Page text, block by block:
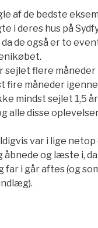
af de bedste
i deres hus på
de også er to
sejlet flere måneder
fire måneder
mindst sejlet 1,5
alle disse
var i lige
åbnede og læste i,
far i går aftes (og